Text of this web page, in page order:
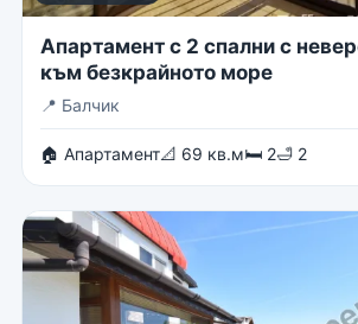
Апартамент с 2 спални с
към безкрайното море
📍 Балчик
🏠 Апартамент📐 69 кв.м🛏 2🛁 2